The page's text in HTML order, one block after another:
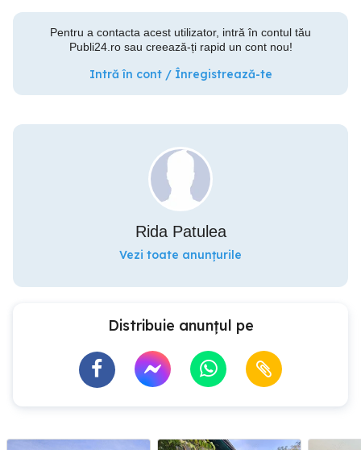
Pentru a contacta acest utilizator, intră în contul tău
Publi24.ro sau creează-ți rapid un cont nou!
Intră în cont / Înregistrează-te
Rida Patulea
Vezi toate anunțurile
Distribuie anunțul pe